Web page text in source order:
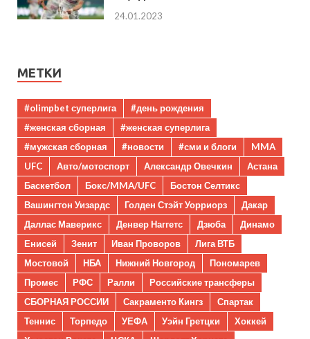
24.01.2023
МЕТКИ
#olimpbet суперлига
#день рождения
#женская сборная
#женская суперлига
#мужская сборная
#новости #сми и блоги
MMA
UFC
Авто/мотоспорт Александр Овечкин
Астана
Баскетбол
Бокс/MMA/UFC
Бостон Селтикс
Вашингтон Уизардс
Голден Стэйт Уорриорз
Дакар
Даллас Маверикс
Денвер Наггетс Дзюба
Динамо
Енисей
Зенит Иван Проворов
Лига ВТБ
Мостовой
НБА Нижний Новгород
Пономарев
Промес
РФС Ралли
Российские трансферы
СБОРНАЯ РОССИИ
Сакраменто Кингз
Спартак
Теннис
Торпедо УЕФА Уэйн Гретцки
Хоккей